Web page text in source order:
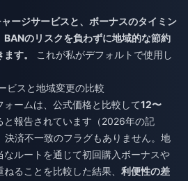
ージサービスと、ボーナスのタイミン
BANのリスクを負わずに地域的な節約
す。
これが私がデフォルトで使用し
ビスと地域変更の比較
ームは、公式価格と比較して12〜
と報告されています（2026年の記
決済不一致のフラグもありません。地
ルートを通じて初回購入ボーナスや
ることを比較した結果、 利便性の差